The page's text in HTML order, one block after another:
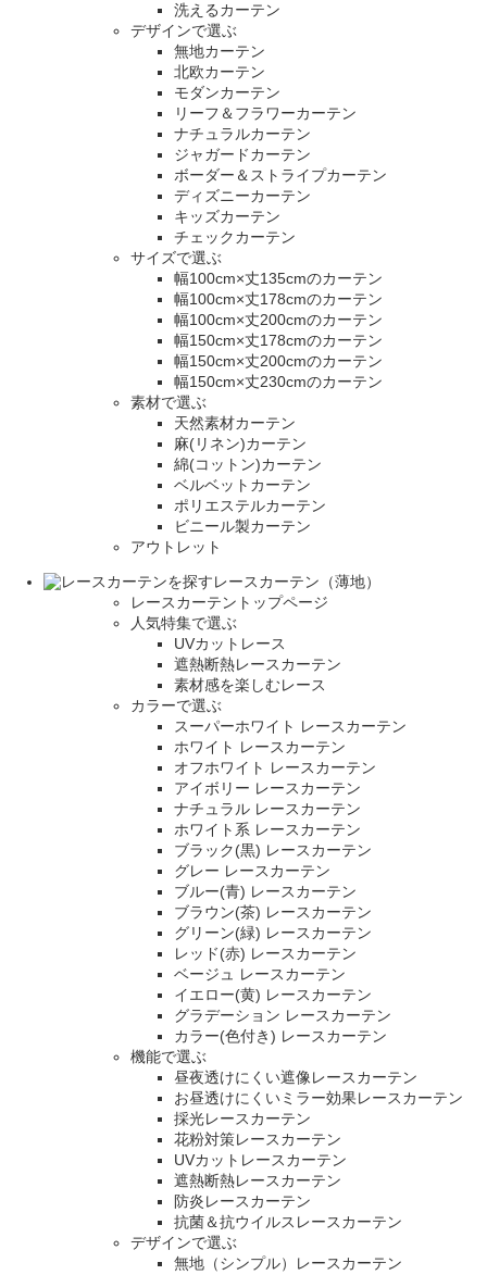
洗えるカーテン
デザインで選ぶ
無地カーテン
北欧カーテン
モダンカーテン
リーフ＆フラワーカーテン
ナチュラルカーテン
ジャガードカーテン
ボーダー＆ストライプカーテン
ディズニーカーテン
キッズカーテン
チェックカーテン
サイズで選ぶ
幅100cm×丈135cmのカーテン
幅100cm×丈178cmのカーテン
幅100cm×丈200cmのカーテン
幅150cm×丈178cmのカーテン
幅150cm×丈200cmのカーテン
幅150cm×丈230cmのカーテン
素材で選ぶ
天然素材カーテン
麻(リネン)カーテン
綿(コットン)カーテン
ベルベットカーテン
ポリエステルカーテン
ビニール製カーテン
アウトレット
レースカーテン（薄地）
レースカーテントップページ
人気特集で選ぶ
UVカットレース
遮熱断熱レースカーテン
素材感を楽しむレース
カラーで選ぶ
スーパーホワイト レースカーテン
ホワイト レースカーテン
オフホワイト レースカーテン
アイボリー レースカーテン
ナチュラル レースカーテン
ホワイト系 レースカーテン
ブラック(黒) レースカーテン
グレー レースカーテン
ブルー(青) レースカーテン
ブラウン(茶) レースカーテン
グリーン(緑) レースカーテン
レッド(赤) レースカーテン
ベージュ レースカーテン
イエロー(黄) レースカーテン
グラデーション レースカーテン
カラー(色付き) レースカーテン
機能で選ぶ
昼夜透けにくい遮像レースカーテン
お昼透けにくいミラー効果レースカーテン
採光レースカーテン
花粉対策レースカーテン
UVカットレースカーテン
遮熱断熱レースカーテン
防炎レースカーテン
抗菌＆抗ウイルスレースカーテン
デザインで選ぶ
無地（シンプル）レースカーテン